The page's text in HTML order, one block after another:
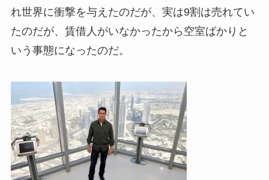
れ世界に衝撃を与えたのだが、実は9割は売れてい
たのだが、賃借人がいなかったから空室ばかりと
いう事態になったのだ。